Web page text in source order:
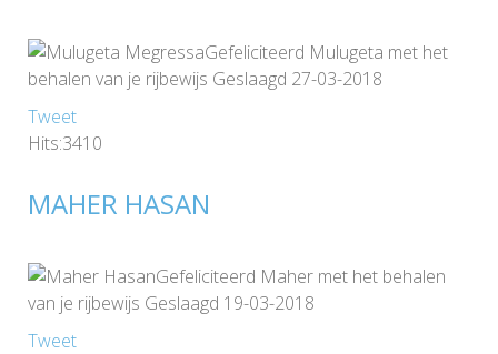
Gefeliciteerd Mulugeta met het
behalen van je rijbewijs Geslaagd 27-03-2018
Tweet
Hits:3410
MAHER HASAN
Gefeliciteerd Maher met het behalen
van je rijbewijs Geslaagd 19-03-2018
Tweet